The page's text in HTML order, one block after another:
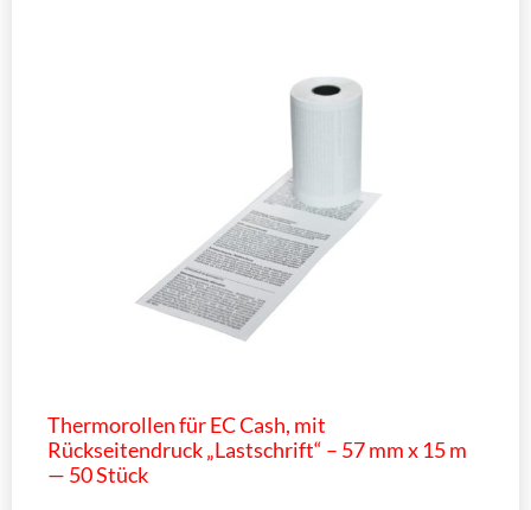
Thermorollen für EC Cash, mit
Rückseitendruck „Lastschrift“ – 57 mm x 15 m
— 50 Stück